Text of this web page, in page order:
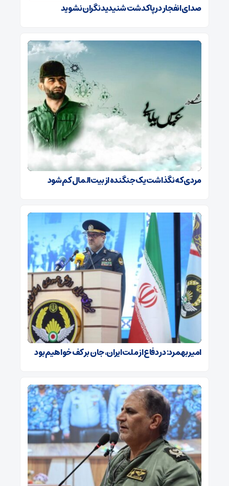
صدای انفجار در پاکدشت شنیدید نگران نشوید
مردی که نگذاشت یک جنگنده از بیت‌المال کم شود
امیر بهمرد: در دفاع از ملت ایران، جان بر کف خواهیم بود